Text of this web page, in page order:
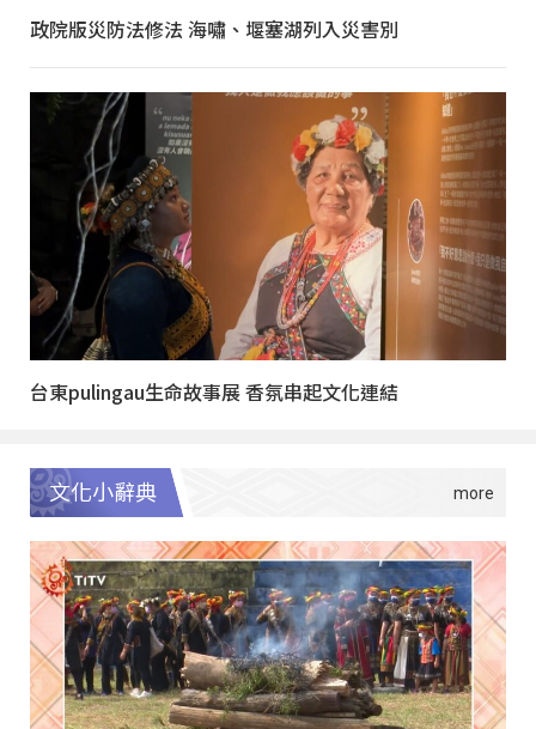
政院版災防法修法 海嘯、堰塞湖列入災害別
台東pulingau生命故事展 香氛串起文化連結
文化小辭典